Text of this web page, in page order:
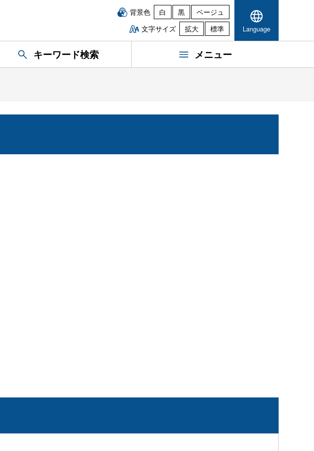
背景色 白 黒
ベージュ
文字サイズ
拡大 標準 Language
キーワード検索 メニュー